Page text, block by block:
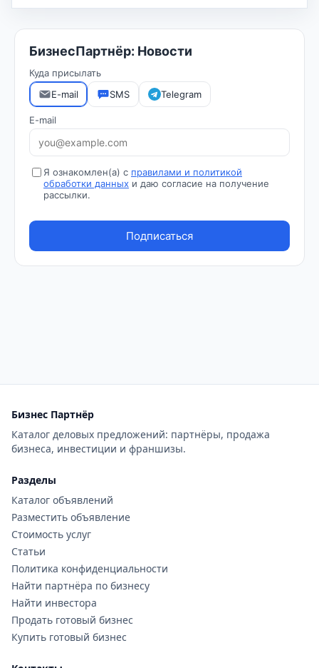
Бизнес Партнёр
Каталог деловых предложений: партнёры, продажа
бизнеса, инвестиции и франшизы.
Разделы
Каталог объявлений
Разместить объявление
Стоимость услуг
Статьи
Политика конфиденциальности
Найти партнёра по бизнесу
Найти инвестора
Продать готовый бизнес
Купить готовый бизнес